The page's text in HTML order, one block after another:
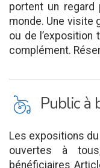
portent un regard
monde. Une visite
ou de l’exposition
complément.
L Public à
Les expositions
ouvertes à
bénéficiaires